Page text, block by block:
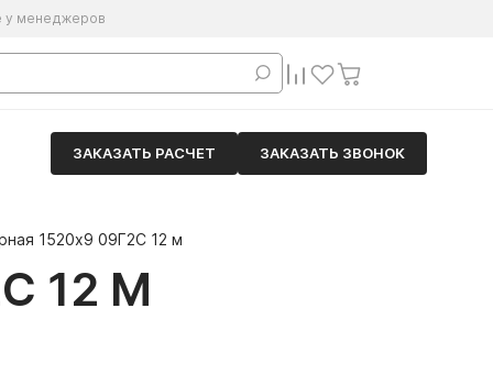
у менеджеров
ЗАКАЗАТЬ РАСЧЕТ ЗАКАЗАТЬ ЗВОНОК
1520х9 09Г2С 12 м
12 М